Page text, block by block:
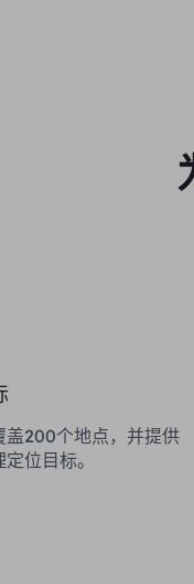
盖200个地点，并提供
位目标。